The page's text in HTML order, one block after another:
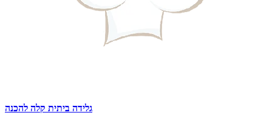
גלידה ביתית קלה להכנה